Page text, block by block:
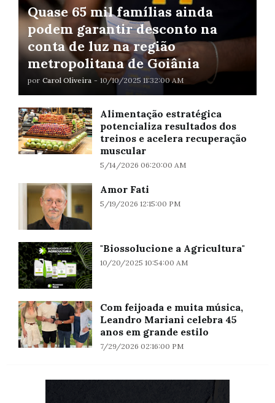
Quase 65 mil famílias ainda
podem garantir desconto na
conta de luz na região
metropolitana de Goiânia
por Carol Oliveira - 10/10/2025 11:32:00 AM
Alimentação estratégica
potencializa resultados dos
treinos e acelera recuperação
muscular
5/14/2026 06:20:00 AM
Amor Fati
5/19/2026 12:15:00 PM
"Biossolucione a Agricultura"
10/20/2025 10:54:00 AM
Com feijoada e muita música,
Leandro Mariani celebra 45
anos em grande estilo
7/29/2026 02:16:00 PM